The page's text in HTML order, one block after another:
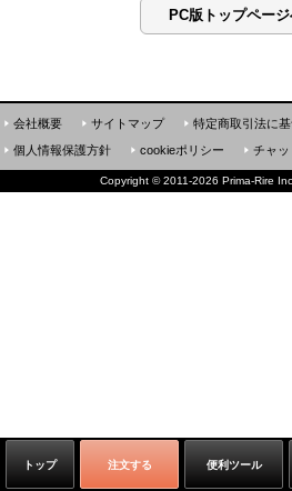
PC版トップペー
トップ 注文する 便利ツール
会社概要 サイトマップ 特定商取引法に
個人情報保護方針
cookieポリシー チャッ
Copyright ©2011-2026 Prima-Rire